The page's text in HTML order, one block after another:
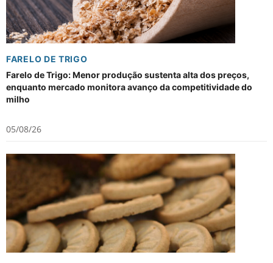
FARELO DE TRIGO
Farelo de Trigo: Menor produção sustenta alta dos preços,
enquanto mercado monitora avanço da competitividade do
milho
05/08/26